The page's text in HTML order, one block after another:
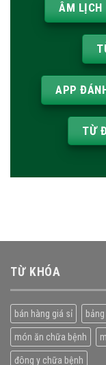
ÂM LỊCH
APP
TỪ
TỪ KHÓA
bán hàng giá sỉ
món ăn chữa bệnh
đông y chữa bệnh